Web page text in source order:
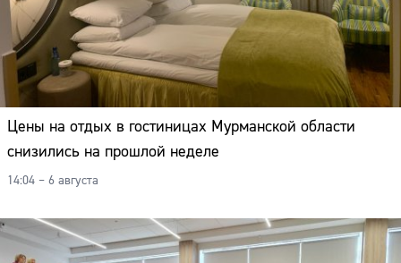
Цены на отдых в гостиницах Мурманской области
снизились на прошлой неделе
14:04 – 6 августа